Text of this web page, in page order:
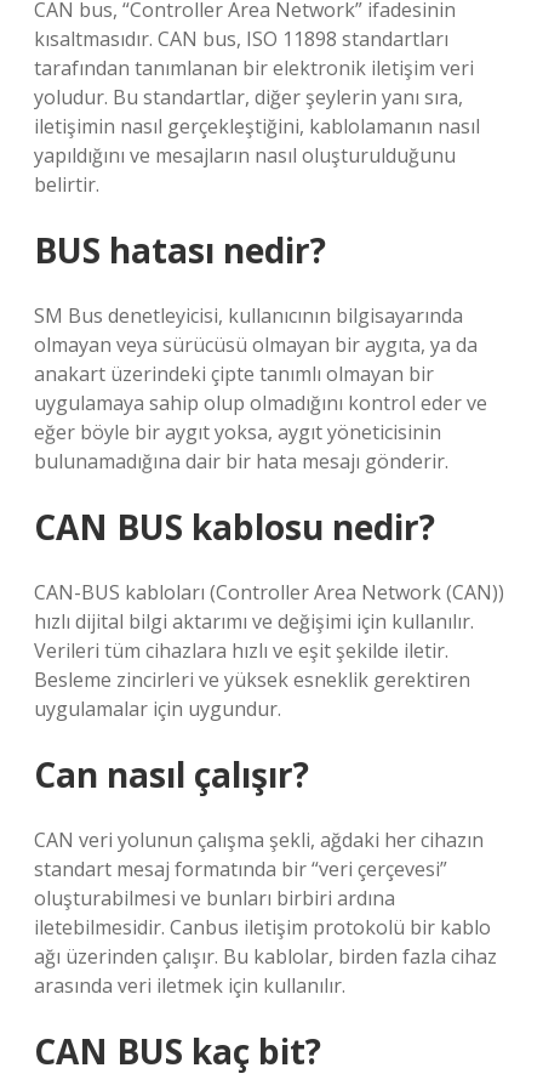
CAN bus, “Controller Area Network” ifadesinin
kısaltmasıdır. CAN bus, ISO 11898 standartları
tarafından tanımlanan bir elektronik iletişim veri
yoludur. Bu standartlar, diğer şeylerin yanı sıra,
iletişimin nasıl gerçekleştiğini, kablolamanın nasıl
yapıldığını ve mesajların nasıl oluşturulduğunu
belirtir.
BUS hatası nedir?
SM Bus denetleyicisi, kullanıcının bilgisayarında
olmayan veya sürücüsü olmayan bir aygıta, ya da
anakart üzerindeki çipte tanımlı olmayan bir
uygulamaya sahip olup olmadığını kontrol eder ve
eğer böyle bir aygıt yoksa, aygıt yöneticisinin
bulunamadığına dair bir hata mesajı gönderir.
CAN BUS kablosu nedir?
CAN-BUS kabloları (Controller Area Network (CAN))
hızlı dijital bilgi aktarımı ve değişimi için kullanılır.
Verileri tüm cihazlara hızlı ve eşit şekilde iletir.
Besleme zincirleri ve yüksek esneklik gerektiren
uygulamalar için uygundur.
Can nasıl çalışır?
CAN veri yolunun çalışma şekli, ağdaki her cihazın
standart mesaj formatında bir “veri çerçevesi”
oluşturabilmesi ve bunları birbiri ardına
iletebilmesidir. Canbus iletişim protokolü bir kablo
ağı üzerinden çalışır. Bu kablolar, birden fazla cihaz
arasında veri iletmek için kullanılır.
CAN BUS kaç bit?